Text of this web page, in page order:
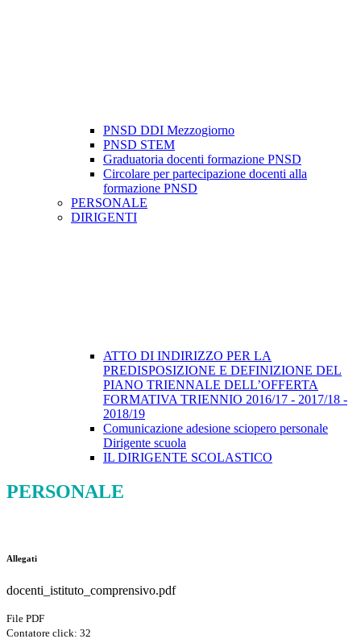
PNSD DDI Mezzogiorno
PNSD STEM
Graduatoria docenti formazione PNSD
Circolare per partecipazione docenti alla
formazione PNSD
PERSONALE
DIRIGENTI
ATTO DI INDIRIZZO PER LA
PREDISPOSIZIONE E DEFINIZIONE DEL
PIANO TRIENNALE DELL’OFFERTA
FORMATIVA TRIENNIO 2016/17 - 2017/18 -
2018/19
Comunicazione adesione sciopero personale
Dirigente scuola
IL DIRIGENTE SCOLASTICO
PERSONALE
Allegati
docenti_istituto_comprensivo.pdf
File PDF
Contatore click: 32